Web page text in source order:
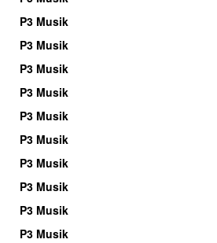
P3 Musik
P3 Musik
P3 Musik
P3 Musik
P3 Musik
P3 Musik
P3 Musik
P3 Musik
P3 Musik
P3 Musik